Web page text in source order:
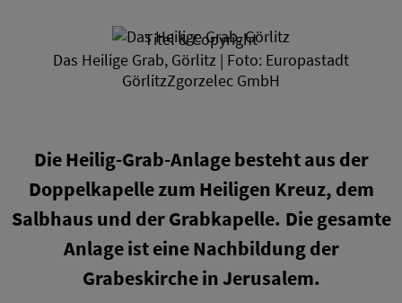
Titel & Copyright
Das Heilige Grab, Görlitz | Foto: Europastadt
GörlitzZgorzelec GmbH
Die Heilig-Grab-Anlage besteht aus der
Doppelkapelle zum Heiligen Kreuz, dem
Salbhaus und der Grabkapelle. Die gesamte
Anlage ist eine Nachbildung der
Grabeskirche in Jerusalem.